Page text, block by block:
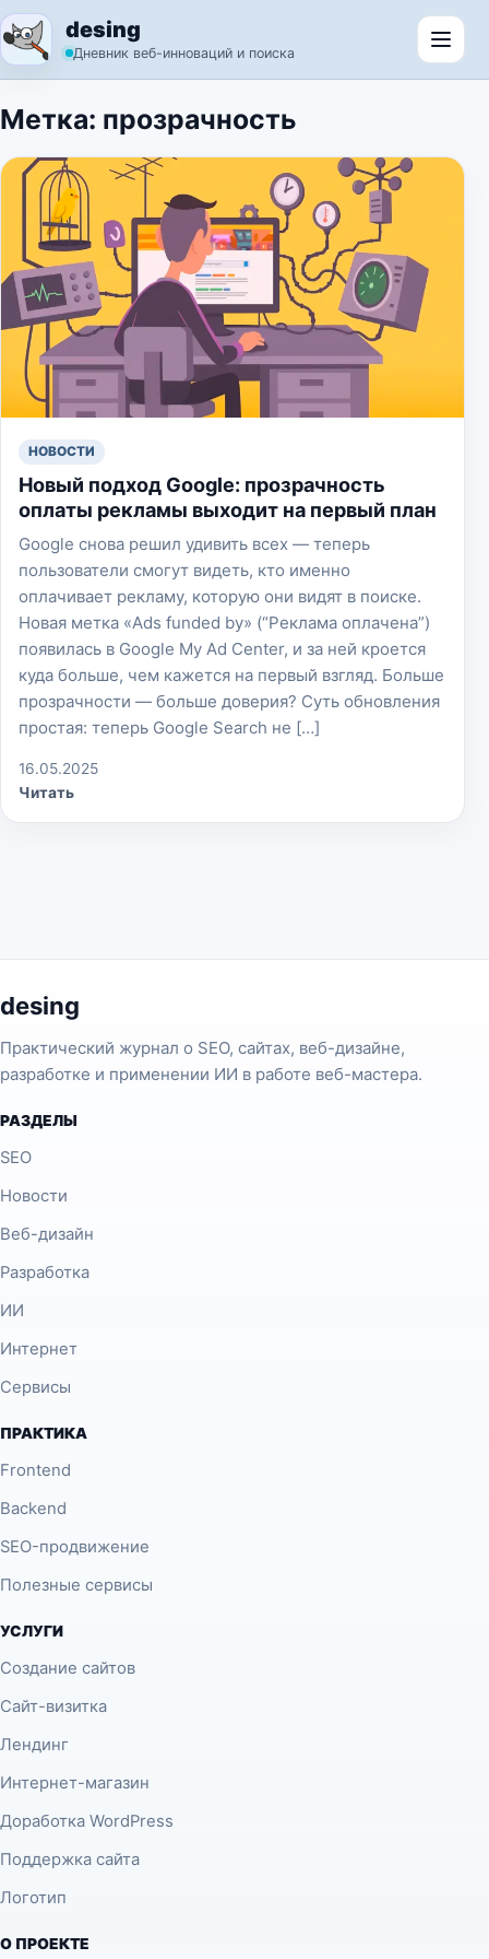
Перейти к содержимому
desing
Дневник веб-инноваций и поиска
Метка: прозрачность
НОВОСТИ
Новый подход Google: прозрачность
оплаты рекламы выходит на первый план
Google снова решил удивить всех — теперь
пользователи смогут видеть, кто именно
оплачивает рекламу, которую они видят в поиске.
Новая метка «Ads funded by» (“Реклама оплачена”)
появилась в Google My Ad Center, и за ней кроется
куда больше, чем кажется на первый взгляд. Больше
прозрачности — больше доверия? Суть обновления
простая: теперь Google Search не […]
16.05.2025
Читать
desing
Практический журнал о SEO, сайтах, веб-дизайне,
разработке и применении ИИ в работе веб-мастера.
РАЗДЕЛЫ
SEO
Новости
Веб-дизайн
Разработка
ИИ
Интернет
Сервисы
ПРАКТИКА
Frontend
Backend
SEO-продвижение
Полезные сервисы
УСЛУГИ
Создание сайтов
Сайт-визитка
Лендинг
Интернет-магазин
Доработка WordPress
Поддержка сайта
Логотип
О ПРОЕКТЕ